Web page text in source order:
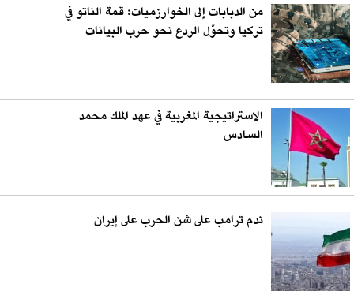
من الدبابات إلى الخوارزميات: قمة الناتو في
تركيا وتحوّل الردع نحو حرب البيانات
الاستراتيجية المغربية في عهد الملك محمد
السادس
ندم ترامب على شن الحرب على إيران